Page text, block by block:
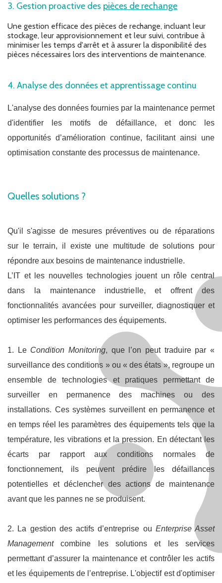
3. Gestion proactive des pièces de rechange
Une gestion efficace des pièces de rechange, incluant leur
stockage, leur approvisionnement et leur suivi, contribue à
minimiser les temps d'arrêt et à assurer la disponibilité des
pièces nécessaires lors des interventions de maintenance.
4. Analyse des données et apprentissage continu
L'analyse des données fournies par la maintenance permet
d'identifier les motifs de défaillance, et donc les
opportunités d’amélioration continue, facilitant ainsi une
optimisation constante des processus de maintenance.
Quelles solutions ?
Qu'il s'agisse de mesures préventives ou de réparations
sur le terrain, il existe une multitude de solutions pour
répondre aux besoins de maintenance industrielle.
L’IT et les nouvelles technologies jouent un rôle central
dans la maintenance industrielle, et offrent des
fonctionnalités avancées pour surveiller, diagnostiquer et
optimiser les performances des équipements.
1. Le Condition Monitoring, que l’on peut traduire par «
surveillance des conditions » ou « des états », regroupe un
ensemble de technologies et pratiques permettant de
surveiller en permanence des machines ou des
installations. Ces systèmes surveillent en permanence et
en temps réel les paramètres des équipements tels que la
température, les vibrations et la pression. En détectant les
écarts par rapport aux conditions normales de
fonctionnement, ils peuvent prédire les défaillances
potentielles et déclencher des actions de maintenance
avant que les pannes ne se produisent.
2. La gestion des actifs d’entreprise ou Enterprise Asset
Managementcombine les solutions et les services
permettant d’assurer la maintenance et contrôler les actifs
et les équipements de l’entreprise. L'objectif est d'optimiser